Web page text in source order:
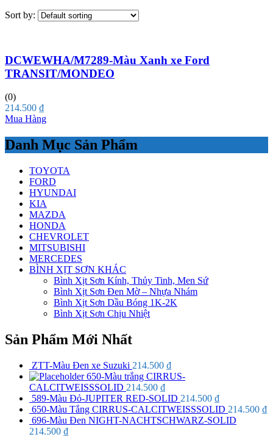
Sort by:
DCWEWHA/M7289-Màu Xanh xe Ford
TRANSIT/MONDEO
(0)
214.500 ₫
Mua Hàng
Danh Mục Sản Phẩm
TOYOTA
FORD
HYUNDAI
KIA
MAZDA
HONDA
CHEVROLET
MITSUBISHI
MERCEDES
BÌNH XỊT SƠN KHÁC
Bình Xịt Sơn Kính, Thủy Tinh, Men Sứ
Bình Xịt Sơn Đen Mờ – Nhựa Nhám
Bình Xịt Sơn Dầu Bóng 1K-2K
Bình Xịt Sơn Chịu Nhiệt
Sản Phẩm Mới Nhất
ZTT-Màu Đen xe Suzuki 214.500 ₫
650-Màu trắng CIRRUS-
CALCITWEISSSOLID 214.500 ₫
589-Màu Đỏ-JUPITER RED-SOLID 214.500 ₫
650-Màu Tắng CIRRUS-CALCITWEISSSOLID 214.500 ₫
696-Màu Đen NIGHT-NACHTSCHWARZ-SOLID
214.500 ₫